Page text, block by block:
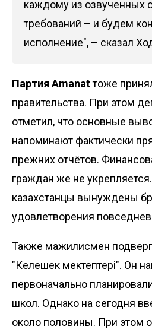
каждому из озвученных
требований – и будем
исполнение", – сказал
Партия Amanatтоже
правительства. При этом
отметил, что основные
напоминают фактически
прежних отчётов.
граждан же не
казахстанцы вынуждены
удовлетворения
Также мажилисмен подверг
"Келешек мектептері". Он
первоначально
школ. Однако на сегодня
около половины. При этом